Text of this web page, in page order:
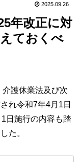
2025.09.26
年改正に対
ておくべ
護休業法及び次
れ令和7年4月1日
日施行の内容も踏
た。